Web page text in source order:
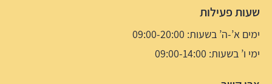
שעות פעילות
ימים א’-ה’ בשעות: 09:00-20:00
ימי ו’ בשעות: 09:00-14:00